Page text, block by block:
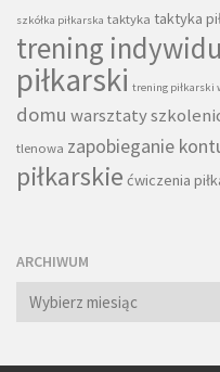
szkółka piłkarska taktyka taktyka
trening
piłkarski trening piłkarski
domu warsztaty
tlenowa zapobieganie
piłkarskie ćwiczenia
ARCHIWUM
Archiwum